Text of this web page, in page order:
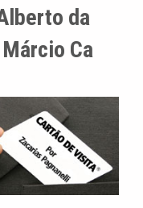
da
Ca